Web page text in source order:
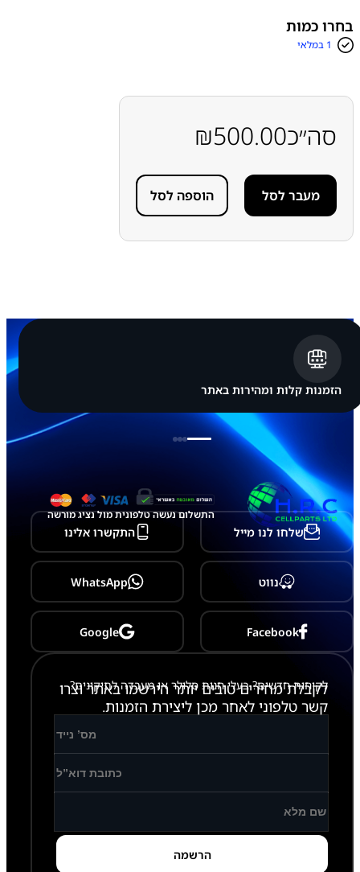
בחרו כמות
1 במלאי
סה״כ ₪500.00
מעבר לסל הוספה לסל
הזמנות קלות ומהירות באתר
התשלום נעשה טלפונית מול נציג מורשה
שלחו לנו מייל התקשרו אלינו
נווט WhatsApp
Facebook
Google
לקוחות חדשים? בעלי חנות סלולר או מעבדה לתיקונים?
לקבלת מחירים טובים יותר הירשמו באתר וצרו
קשר טלפוני לאחר מכן ליצירת הזמנות.